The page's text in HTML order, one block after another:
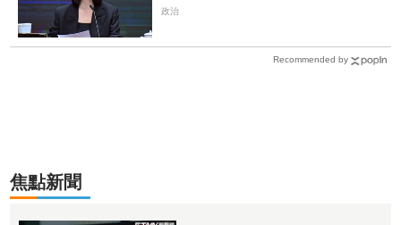
年、盼立院速審預算
政治
Recommended by
焦點新聞